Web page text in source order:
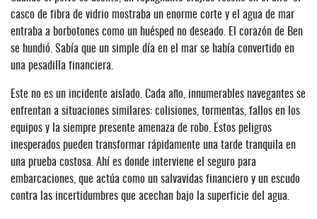
casco de fibra de vidrio mostraba un enorme corte y el agua de mar
entraba a borbotones como un huésped no deseado. El corazón de Ben
se hundió. Sabía que un simple día en el mar se había convertido en
una pesadilla financiera.
Este no es un incidente aislado. Cada año, innumerables navegantes se
enfrentan a situaciones similares: colisiones, tormentas, fallos en los
equipos y la siempre presente amenaza de robo. Estos peligros
inesperados pueden transformar rápidamente una tarde tranquila en
una prueba costosa. Ahí es donde interviene el seguro para
embarcaciones, que actúa como un salvavidas financiero y un escudo
contra las incertidumbres que acechan bajo la superficie del agua.